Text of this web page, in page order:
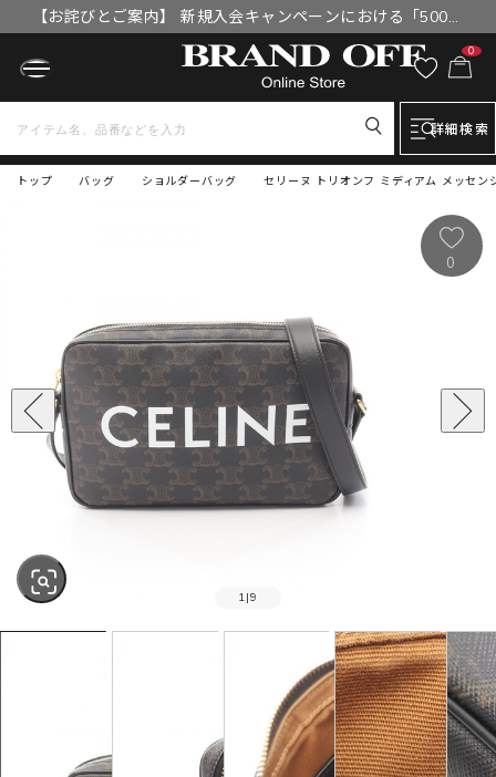
【お詫びとご案内】 新規入会キャンペーンにおける「500円
OFFクーポン」付与漏れと補填について
0
詳細検索
トップ セリーヌ トリオンフ ミディアム メッセ
バッグ ショルダーバッグ
1 |9
0